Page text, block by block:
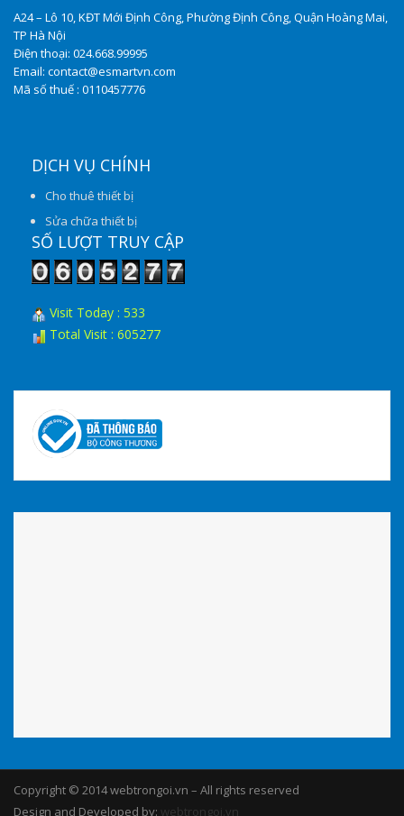
A24 – Lô 10, KĐT Mới Định Công, Phường Định Công, Quận Hoàng Mai,
TP Hà Nội
Điện thoại: 024.668.99995
Email: contact@esmartvn.com
Mã số thuế : 0110457776
DỊCH VỤ CHÍNH
Cho thuê thiết bị
Sửa chữa thiết bị
SỐ LƯỢT TRUY CẬP
Visit Today : 533
Total Visit : 605277
Copyright © 2014 webtrongoi.vn – All rights reserved
Design and Developed by: webtrongoi.vn